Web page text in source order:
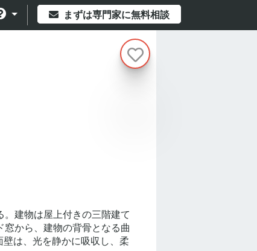
まずは専門家に無料相談
建物は屋上付きの三階建て
から、建物の背骨となる曲
は、光を静かに吸収し、柔